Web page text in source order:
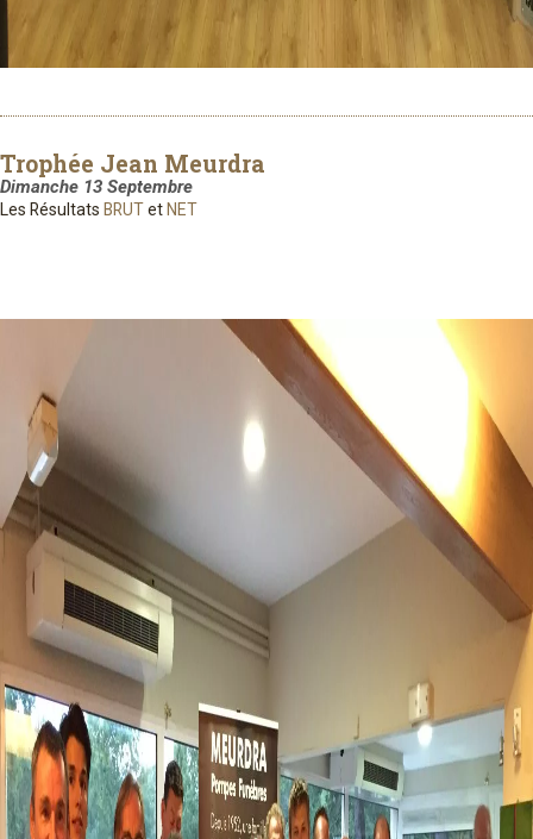
Trophée Jean Meurdra
Dimanche 13 Septembre
Les Résultats BRUTetNET